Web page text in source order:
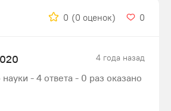
0 (0 оценок) 0
4 года назад
- 4 ответа - 0 раз оказано